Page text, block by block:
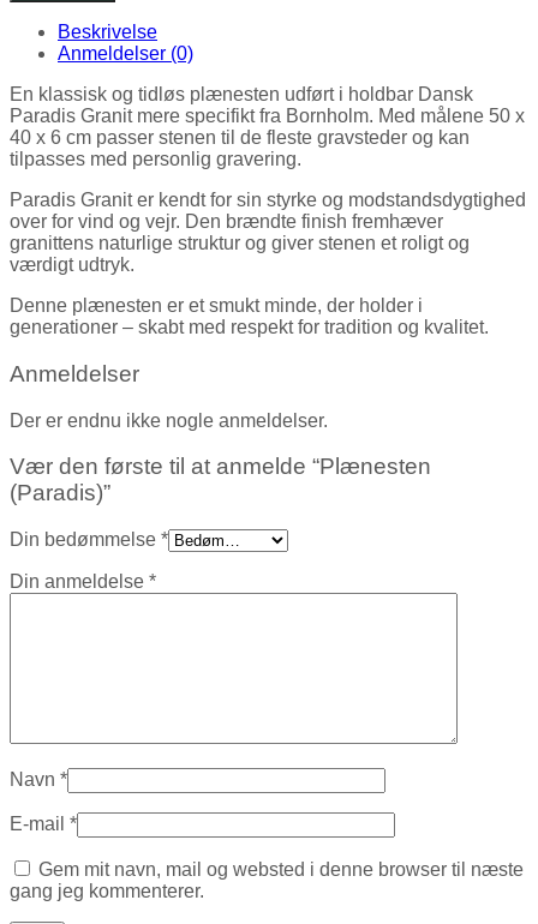
Beskrivelse
Anmeldelser (0)
En klassisk og tidløs plænesten udført i holdbar Dansk
Paradis Granit mere specifikt fra Bornholm. Med målene 50 x
40 x 6 cm passer stenen til de fleste gravsteder og kan
tilpasses med personlig gravering.
Paradis Granit er kendt for sin styrke og modstandsdygtighed
over for vind og vejr. Den brændte finish fremhæver
granittens naturlige struktur og giver stenen et roligt og
værdigt udtryk.
Denne plænesten er et smukt minde, der holder i
generationer – skabt med respekt for tradition og kvalitet.
Anmeldelser
Der er endnu ikke nogle anmeldelser.
Vær den første til at anmelde “Plænesten
(Paradis)”
Din bedømmelse *
Din anmeldelse *
Navn *
E-mail *
Gem mit navn, mail og websted i denne browser til næste
gang jeg kommenterer.